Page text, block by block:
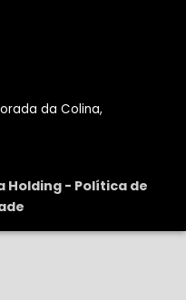
da Colina,
Holding - Política de